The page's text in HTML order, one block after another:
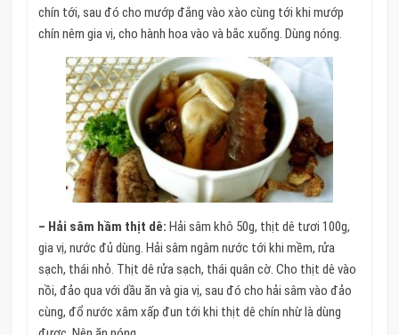
chín tới, sau đó cho mướp đắng vào xào cùng tới khi mướp
chín nêm gia vị, cho hành hoa vào và bắc xuống. Dùng nóng.
– Hải sâm hầm thịt dê: Hải sâm khô 50g, thịt dê tươi 100g,
gia vị, nước đủ dùng. Hải sâm ngâm nước tới khi mềm, rửa
sạch, thái nhỏ. Thịt dê rửa sạch, thái quân cờ. Cho thịt dê vào
nồi, đảo qua với dầu ăn và gia vị, sau đó cho hải sâm vào đảo
cùng, đổ nước xâm xấp đun tới khi thịt dê chín nhừ là dùng